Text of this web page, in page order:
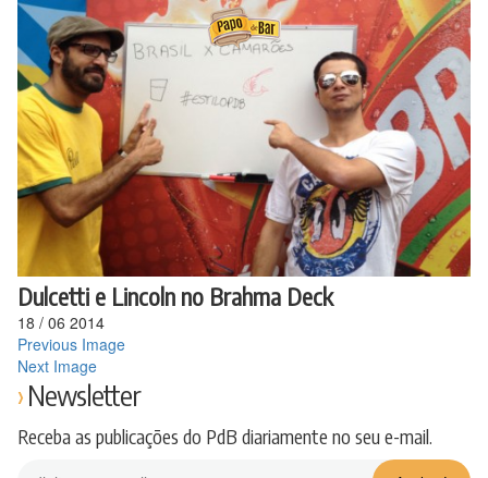
conteúdo
Dulcetti e Lincoln no Brahma Deck
18 / 06 2014
Previous Image
Next Image
Newsletter
Receba as publicações do PdB diariamente no seu e-mail.